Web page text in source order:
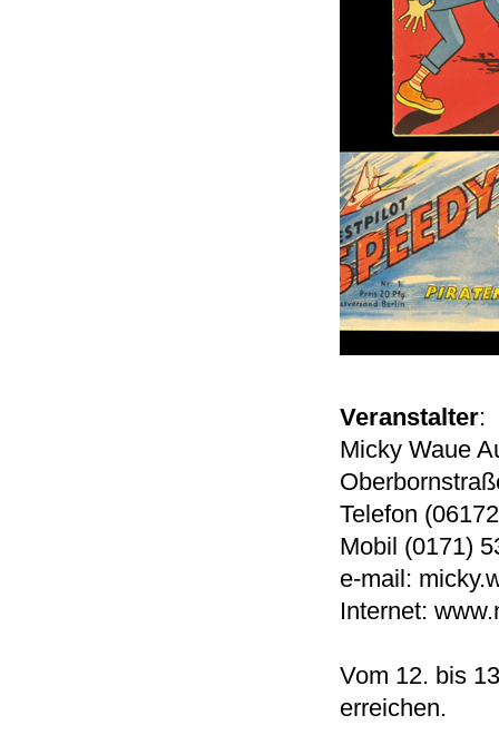
Veranstalter:
Micky Waue
Telefon
Mobil (0171)
e-mail:
Internet:
Vom 12. bis
erreichen.